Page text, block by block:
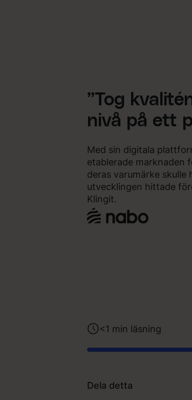
”Tog
nivå på ett
Med sin digitala
etablerade marknaden
deras varumärke skulle
utvecklingen hittade
Klingit.
<1 min läsning
Dela detta